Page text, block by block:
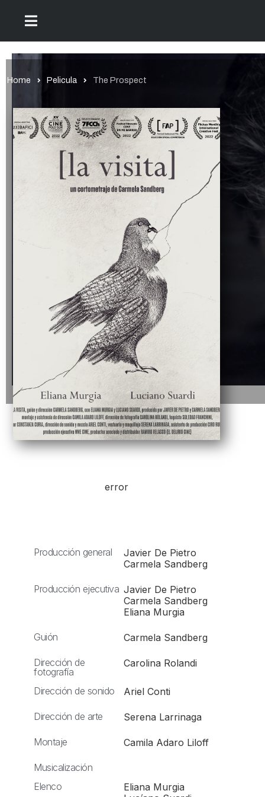
Home Pelicula The Prospect
error
Producción general
Javier De Pietro
Carmela Sandberg
Producción ejecutiva Javier De Pietro
Carmela Sandberg
Eliana Murgia
Guión Carmela Sandberg
Dirección de
fotografía
Carolina Rolandi
Dirección de sonido Ariel Conti
Dirección de arte Serena Larrinaga
Montaje Camila Adaro Liloff
Musicalización
Elenco
Eliana Murgia